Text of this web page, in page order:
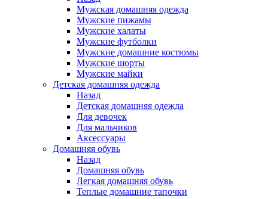
Мужская домашняя одежда
Мужские пижамы
Мужские халаты
Мужские футболки
Мужские домашние костюмы
Мужские шорты
Мужские майки
Детская домашняя одежда
Назад
Детская домашняя одежда
Для девочек
Для мальчиков
Аксессуары
Домашняя обувь
Назад
Домашняя обувь
Легкая домашняя обувь
Теплые домашние тапочки